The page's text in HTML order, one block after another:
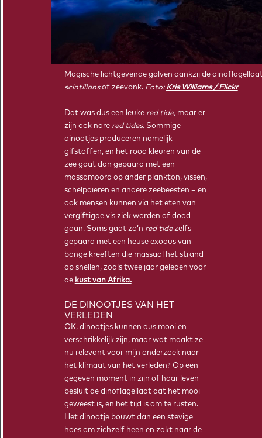
Magische lichtgevende golven dankzij de
scintillansof zeevonk. Foto: Kris Williams / Flickr
Dat was dus een leuke red tide,maar er
zijn ook nare red tides.Sommige
dinootjes produceren namelijk
gifstoffen, en het rood kleuren van de
zee gaat dan gepaard met een
massamoord op ander plankton, vissen,
schelpdieren en andere zeebeesten – en
ook mensen kunnen via het eten van
vergiftigde vis ziek worden of dood
gaan. Soms gaat zo’n red tidezelfs
gepaard met een heuse exodus van
bange kreeften die massaal het strand
op snellen, zoals twee jaar geleden voor
de kust van Afrika.
DE DINOOTJES VAN HET
VERLEDEN
OK, dinootjes kunnen dus mooi en
verschrikkelijk zijn, maar wat maakt ze
nu relevant voor mijn onderzoek naar
het klimaat van het verleden? Op een
gegeven moment in zijn of haar leven
besluit de dinoflagellaat dat het mooi
geweest is, en het tijd is om te rusten.
Het dinootje bouwt dan een stevige
hoes om zichzelf heen en zakt naar de